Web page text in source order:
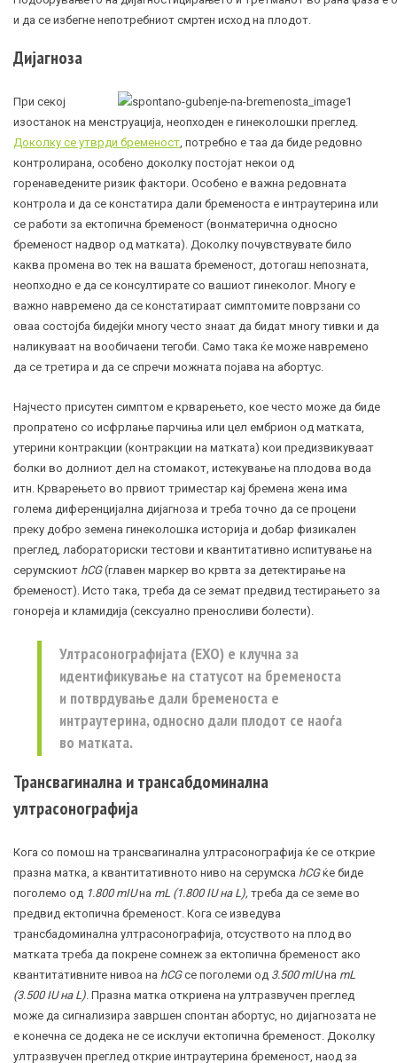
и да се избегне непотребниот смртен исход на плодот.
Дијагноза
При секој
изостанок на менструација, неопходен е гинеколошки преглед.
Доколку се утврди бременост, потребно е таа да биде редовно
контролирана, особено доколку постојат некои од
горенаведените ризик фактори. Особено е важна редовната
контрола и да се констатира дали бременоста е интраутерина или
се работи за ектопична бременост (вонматерична односно
бременост надвор од матката). Доколку почувствувате било
каква промена во тек на вашата бременост, дотогаш непозната,
неопходно е да се консултирате со вашиот гинеколог. Многу е
важно навремено да се констатираат симптомите поврзани со
оваа состојба бидејќи многу често знаат да бидат многу тивки и да
наликуваат на вообичаени тегоби. Само така ќе може навремено
да се третира и да се спречи можната појава на абортус.
Најчесто присутен симптом е крварењето, кое често може да биде
пропратено со исфрлање парчиња или цел ембрион од матката,
утерини контракции (контракции на матката) кои предизвикуваат
болки во долниот дел на стомакот, истекување на плодова вода
итн. Крварењето во првиот триместар кај бремена жена има
голема диференцијална дијагноза и треба точно да се процени
преку добро земена гинеколошка историја и добар физикален
преглед, лабораториски тестови и квантитативно испитување на
серумскиот hCG(главен маркер во крвта за детектирање на
бременост). Исто така, треба да се земат предвид тестирањето за
гонореја и кламидија (сексуално преносливи болести).
Ултрасонографијата (ЕХО) е клучна за
идентификување на статусот на бременоста
и потврдување дали бременоста е
интраутерина, односно дали плодот се наоѓа
во матката.
Трансвагинална и трансабдоминална
ултрасонографија
Кога со помош на трансвагинална ултрасонографија ќе се открие
празна матка, а квантитативното ниво на серумска hCGќе биде
поголемо од 1.800 mIUна mL (1.800 IU на L), треба да се земе во
предвид ектопична бременост. Кога се изведува
трансбадоминална ултрасонографија, отсуството на плод во
матката треба да покрене сомнеж за ектопична бременост ако
квантитативните нивоа на hCGсе поголеми од 3.500 mIUна mL
(3.500 IU на L). Празна матка откриена на ултразвучен преглед
може да сигнализира завршен спонтан абортус, но дијагнозата не
е конечна се додека не се исклучи ектопична бременост. Доколку
ултразвучен преглед открие интраутерина бременост, наод за